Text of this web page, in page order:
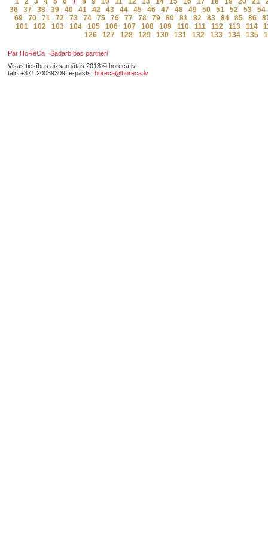
36
37 38 39 40 41 42 43 44 45 46 47 48 49 50 51 52 53
54
69
70 71 72 73 74 75 76 77 78 79 80 81 82 83 84 85 86
101
102 103 104 105 106 107 108 109 110 111 112 113 114
126
127 128 129 130 131 132 133 134 135
Par HoReCa
Sadarbības partneri
Visas tiesības aizsargātas 2013 © horeca.lv
tālr: +371 20039309; e-pasts: horeca@horeca.lv